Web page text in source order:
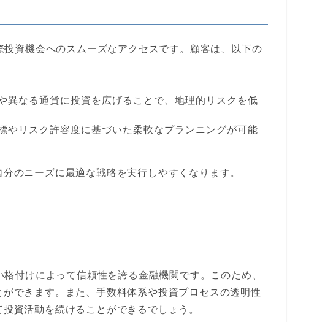
資機会へのスムーズなアクセスです。顧客は、以下の
異なる通貨に投資を広げることで、地理的リスクを低
やリスク許容度に基づいた柔軟なプランニングが可能
のニーズに最適な戦略を実行しやすくなります。
付けによって信頼性を誇る金融機関です。このため、
できます。また、手数料体系や投資プロセスの透明性
資活動を続けることができるでしょう。